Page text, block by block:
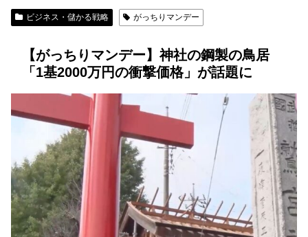
ビジネス・儲かる戦略 がっちりマンデー
【がっちりマンデー】神社の鋼製の鳥居
「1基2000万円の衝撃価格」が話題に